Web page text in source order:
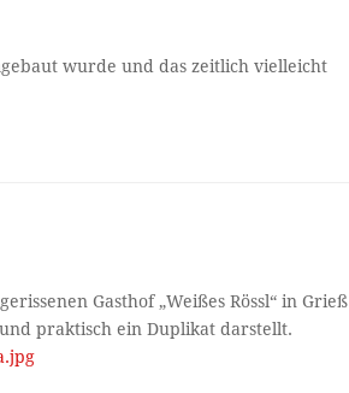
wurde und das zeitlich vielleicht
Gasthof „Weißes Rössl“ in Grieß
praktisch ein Duplikat darstellt.